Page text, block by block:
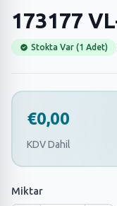
173177
Stokta Var (1 Adet)
€0,00
KDV Dahil
Miktar